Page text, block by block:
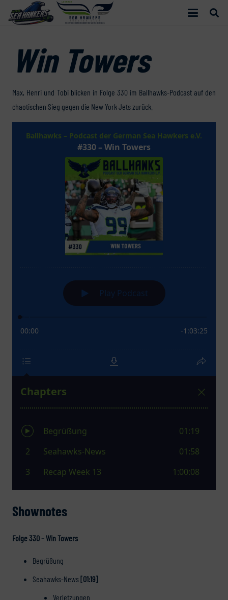
Win Towers
Max, Henri und Tobi blicken in Folge 330 im Ballhawks-Podcast auf den
chaotischen Sieg gegen die New York Jets zurück.
Shownotes
Folge 330 – Win Towers
Begrüßung
Seahawks-News[01:19]
Verletzungen